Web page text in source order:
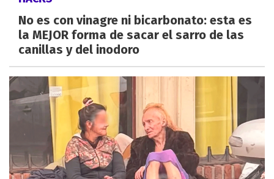
No es con vinagre ni bicarbonato: esta es
la MEJOR forma de sacar el sarro de las
canillas y del inodoro